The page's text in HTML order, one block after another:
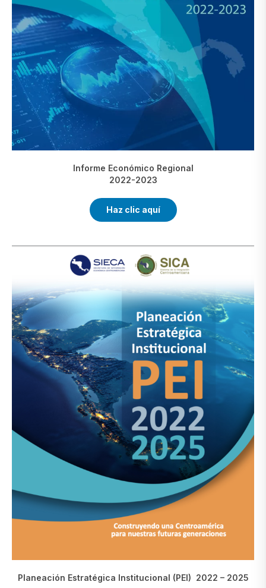
Informe Económico Regional
2022-2023
Haz clic aquí
Planeación Estratégica Institucional (PEI) 2022 – 2025